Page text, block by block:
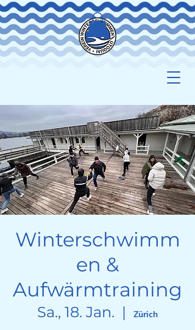
Winterschwimm
en &
Aufwärmtraining
Sa., 18. Jan.
  |
Zürich